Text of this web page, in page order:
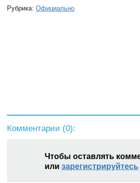
Рубрика: Официально
Комментарии (0):
Чтобы оставлять
или зарегистрируйтесь